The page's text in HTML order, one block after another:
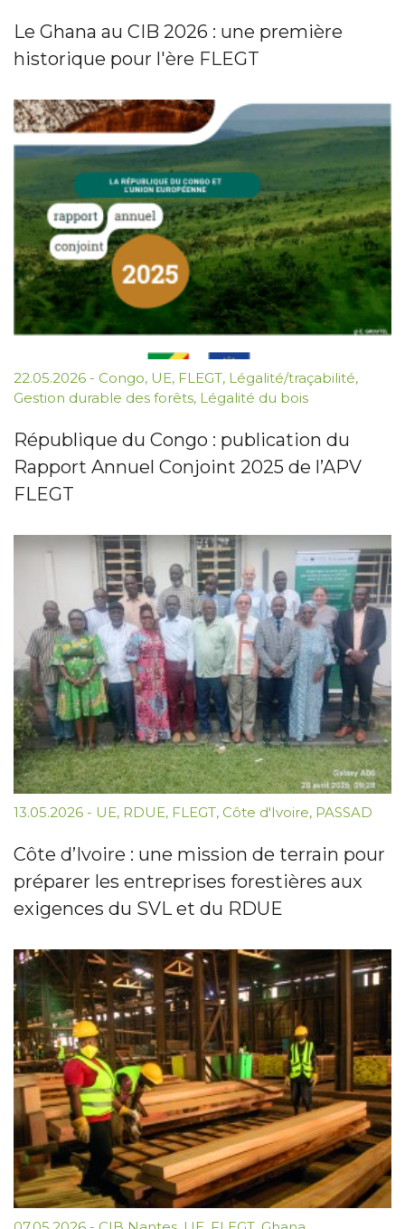
Le Ghana au CIB 2026 : une première
historique pour l'ère FLEGT
22.05.2026 - Congo, UE, FLEGT, Légalité/traçabilité,
Gestion durable des forêts, Légalité du bois
République du Congo : publication du
Rapport Annuel Conjoint 2025 de l’APV
FLEGT
13.05.2026 - UE, RDUE, FLEGT, Côte d'Ivoire, PASSAD
Côte d’Ivoire : une mission de terrain pour
préparer les entreprises forestières aux
exigences du SVL et du RDUE